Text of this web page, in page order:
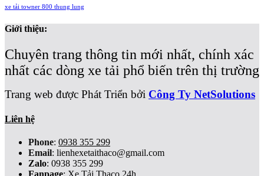
xe tải towner 800 thung lung
Giới thiệu:
Chuyên trang thông tin mới nhất, chính xác
nhất các dòng xe tải phổ biến trên thị trường
Trang web được Phát Triển bởi Công Ty NetSolutions
Liên hệ
Phone: 0938 355 299
Email: lienhexetaithaco@gmail.com
Zalo: 0938 355 299
Fanpage: Xe Tải Thaco 24h